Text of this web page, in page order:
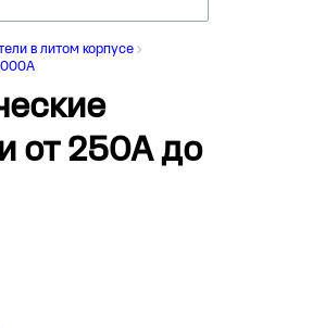
в литом корпусе
от 250А до